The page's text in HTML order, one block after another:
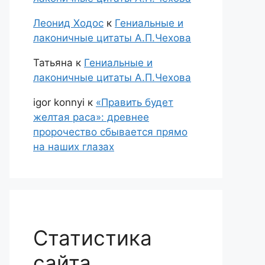
Леонид Ходос к Гениальные и
лаконичные цитаты А.П.Чехова
Татьяна к Гениальные и
лаконичные цитаты А.П.Чехова
igor konnyi к «Править будет
желтая раса»: древнее
пророчество сбывается прямо
на наших глазах
Статистика